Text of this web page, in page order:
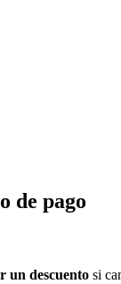
de pago
un descuento si